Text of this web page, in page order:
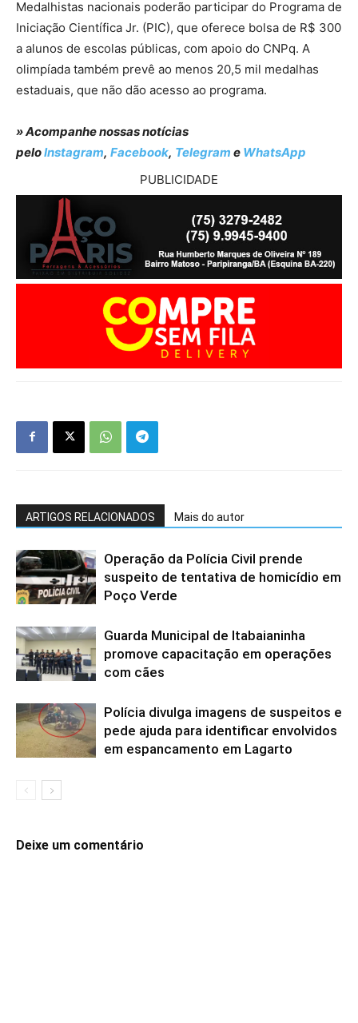
Medalhistas nacionais poderão participar do Programa de
Iniciação Científica Jr. (PIC), que oferece bolsa de R$ 300
a alunos de escolas públicas, com apoio do CNPq. A
olimpíada também prevê ao menos 20,5 mil medalhas
estaduais, que não dão acesso ao programa.
» Acompanhe nossas notícias
peloInstagram, Facebook, Telegram e WhatsApp
PUBLICIDADE
ARTIGOS RELACIONADOS Mais do autor
Operação da Polícia Civil prende
suspeito de tentativa de homicídio em
Poço Verde
Guarda Municipal de Itabaianinha
promove capacitação em operações
com cães
Polícia divulga imagens de suspeitos e
pede ajuda para identificar envolvidos
em espancamento em Lagarto
Deixe um comentário